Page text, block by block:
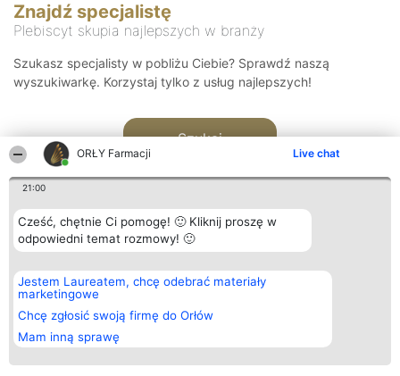
ORŁY Farmacji Live chat
21:00
Cześć, chętnie Ci pomogę! 🙂 Kliknij proszę w
odpowiedni temat rozmowy! 🙂
Jestem Laureatem, chcę odebrać materiały
marketingowe
Chcę zgłosić swoją firmę do Orłów
Mam inną sprawę
Znajdź specjalistę
Plebiscyt skupia najlepszych w branży
Szukasz specjalisty w pobliżu Ciebie? Sprawdź naszą
wyszukiwarkę. Korzystaj tylko z usług najlepszych!
Szukaj
Organizator plebiscytu
Bright Side Solutions sp. z o.
o. sp. k.
ul. Ruska 22
Wrocław 50-079
KRS 0000749100 | Regon
381313360 | NIP 8943132676
Plebiscyt
Laureaci
wszystkich
Laureatów
Regulamin
Kontakt
Kontakt